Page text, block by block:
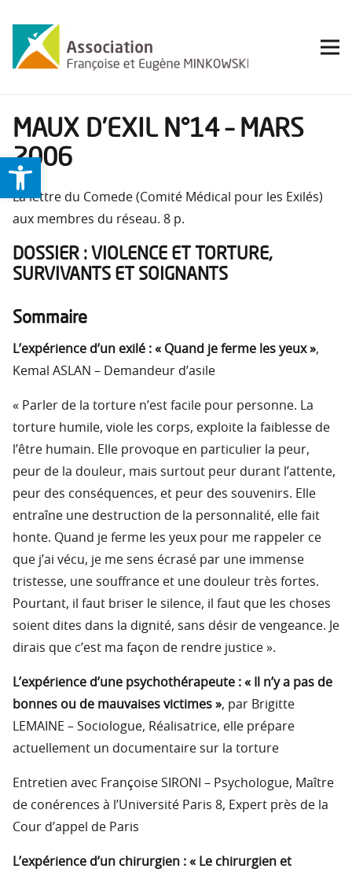
MAUX D’EXIL N°14 – MARS
2006
La lettre du Comede (Comité Médical pour les Exilés)
aux membres du réseau. 8 p.
DOSSIER : VIOLENCE ET TORTURE,
SURVIVANTS ET SOIGNANTS
Sommaire
L’expérience d’un exilé : « Quand je ferme les yeux »,
Kemal ASLAN – Demandeur d’asile
« Parler de la torture n’est facile pour personne. La
torture humile, viole les corps, exploite la faiblesse de
l’être humain. Elle provoque en particulier la peur,
peur de la douleur, mais surtout peur durant l’attente,
peur des conséquences, et peur des souvenirs. Elle
entraîne une destruction de la personnalité, elle fait
honte. Quand je ferme les yeux pour me rappeler ce
que j’ai vécu, je me sens écrasé par une immense
tristesse, une souffrance et une douleur très fortes.
Pourtant, il faut briser le silence, il faut que les choses
soient dites dans la dignité, sans désir de vengeance. Je
dirais que c’est ma façon de rendre justice ».
L’expérience d’une psychothérapeute : « Il n’y a pas de
bonnes ou de mauvaises victimes », par Brigitte
LEMAINE – Sociologue, Réalisatrice, elle prépare
actuellement un documentaire sur la torture
Entretien avec Françoise SIRONI – Psychologue, Maître
de conérences à l’Université Paris 8, Expert près de la
Cour d’appel de Paris
L’expérience d’un chirurgien : « Le chirurgien et
Ouvrir la barre d’outils